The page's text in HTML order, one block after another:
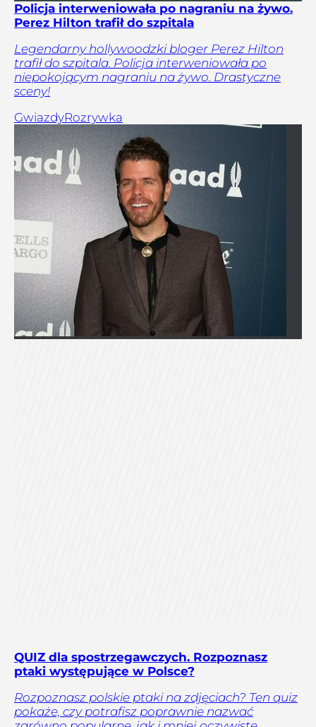
Policja interweniowała po nagraniu na żywo.
Perez Hilton trafił do szpitala
Legendarny hollywoodzki bloger Perez Hilton
trafił do szpitala. Policja interweniowała po
niepokojącym nagraniu na żywo. Drastyczne
sceny!
GwiazdyRozrywka
QUIZ dla spostrzegawczych. Rozpoznasz
ptaki występujące w Polsce?
Rozpoznasz polskie ptaki na zdjęciach? Ten quiz
pokaże, czy potrafisz poprawnie nazwać